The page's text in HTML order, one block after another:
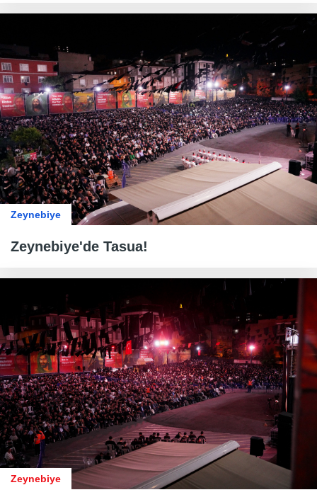
Zeynebiye
Zeynebiye'de Tasua!
Zeynebiye